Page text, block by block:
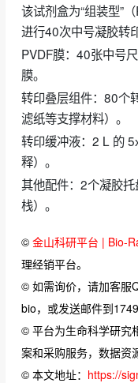
该试剂盒为“组装型”
进行40次中号凝胶转
‌PVDF膜‌：40张中号
膜。
转印叠层组件‌：80个
滤纸等支撑材料）。
转印缓冲液‌：2 L 的
释）。
其他配件‌：2个凝胶
栈）。
© 金山科研平台 | Bio-
理经销平台。
© 如需询价，请加客服
bio，或发送邮件到
© 平台为生命科学研究
案和采购服务，数据资
© 本文地址： https://